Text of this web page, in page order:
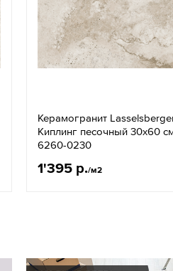
Керамогранит
Киплинг песочный 30x60
6260-0230
1'395 р./м2